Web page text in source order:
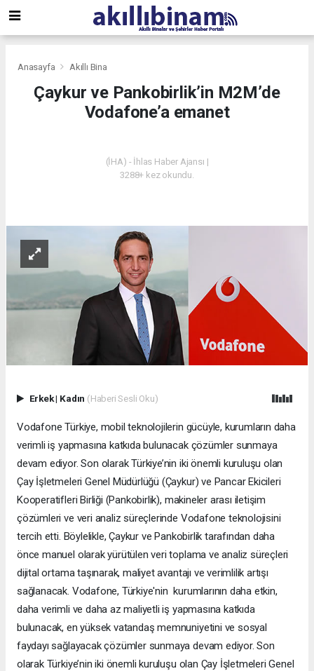
Anasayfa Akıllı Bina
Çaykur ve Pankobirlik’in M2M’de
Vodafone’a emanet
(İHA) - İhlas Haber Ajansı |
3288+ kez okundu.
Erkek| Kadın (Haberi Sesli Oku)
Vodafone Türkiye, mobil teknolojilerin gücüyle, kurumların daha
verimli iş yapmasına katkıda bulunacak çözümler sunmaya
devam ediyor. Son olarak Türkiye’nin iki önemli kuruluşu olan
Çay İşletmeleri Genel Müdürlüğü (Çaykur) ve Pancar Ekicileri
Kooperatifleri Birliği (Pankobirlik), makineler arası iletişim
çözümleri ve veri analiz süreçlerinde Vodafone teknolojisini
tercih etti. Böylelikle, Çaykur ve Pankobirlik tarafından daha
önce manuel olarak yürütülen veri toplama ve analiz süreçleri
dijital ortama taşınarak, maliyet avantajı ve verimlilik artışı
sağlanacak. Vodafone, Türkiye'nin kurumlarının daha etkin,
daha verimli ve daha az maliyetli iş yapmasına katkıda
bulunacak, en yüksek vatandaş memnuniyetini ve sosyal
faydayı sağlayacak çözümler sunmaya devam ediyor. Son
olarak Türkiye’nin iki önemli kuruluşu olan Çay İşletmeleri Genel